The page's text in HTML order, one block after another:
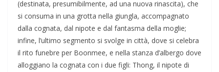
(destinata, presumibilmente, ad una nuova rinascita), che
si consuma in una grotta nella giungla, accompagnato
dalla cognata, dal nipote e dal fantasma della moglie;
infine, l’ultimo segmento si svolge in città, dove si celebra
il rito funebre per Boonmee, e nella stanza d’albergo dove
alloggiano la cognata con i due figli: Thong, il nipote di